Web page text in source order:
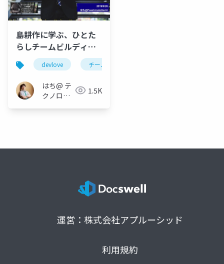
島耕作に学ぶ、ひとた
らしチームビルディン
グ
devlove チームビルディング
はち@ テ
クノロジ
1.5K
運営：株式会社アプルーシッド
利用規約